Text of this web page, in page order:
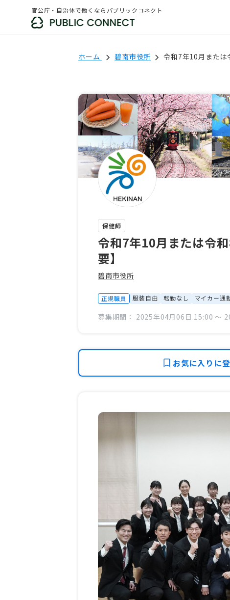
官公庁・自治体で働くならパブリックコネクト
ホーム 碧南市役所 令和7年10月または
保健師
令和7年10月または令
要】
碧南市役所
正規職員 服装自由 転勤なし マイカー通
募集期間： 2025年04月06日 15:00 〜
お気に入りに